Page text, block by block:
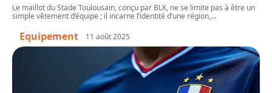
Le maillot du Stade Toulousain, conçu par BLK, ne se limite pas à être un
simple vêtement d’équipe ; il incarne l’identité d’une région,…
Equipement 11 août 2025